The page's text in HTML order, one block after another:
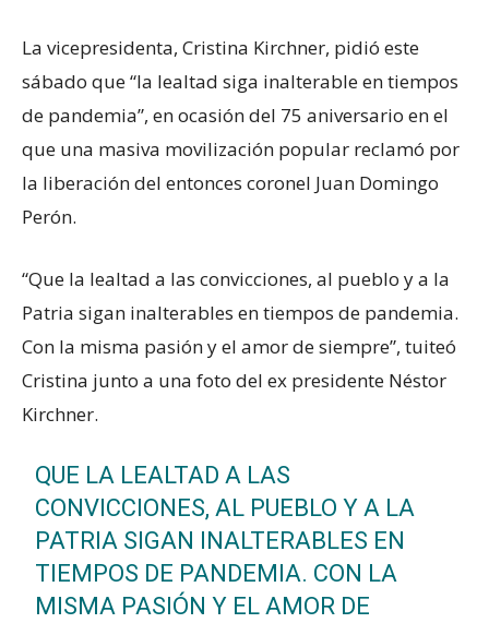
La vicepresidenta, Cristina Kirchner, pidió este
sábado que “la lealtad siga inalterable en tiempos
de pandemia”, en ocasión del 75 aniversario en el
que una masiva movilización popular reclamó por
la liberación del entonces coronel Juan Domingo
Perón.
“Que la lealtad a las convicciones, al pueblo y a la
Patria sigan inalterables en tiempos de pandemia.
Con la misma pasión y el amor de siempre”, tuiteó
Cristina junto a una foto del ex presidente Néstor
Kirchner.
QUE LA LEALTAD A LAS
CONVICCIONES, AL PUEBLO Y A LA
PATRIA SIGAN INALTERABLES EN
TIEMPOS DE PANDEMIA. CON LA
MISMA PASIÓN Y EL AMOR DE